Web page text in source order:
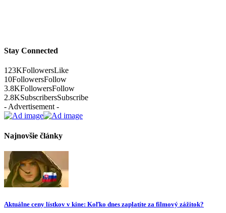
Stay Connected
123KFollowersLike
10FollowersFollow
3.8KFollowersFollow
2.8KSubscribersSubscribe
- Advertisement -
Najnovšie články
Aktuálne ceny lístkov v kine: Koľko dnes zaplatíte za filmový zážitok?